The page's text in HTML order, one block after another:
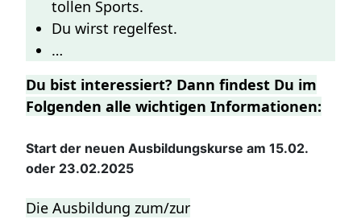
tollen Sports.
Du wirst regelfest.
…
Du bist interessiert? Dann findest Du im
Folgenden alle wichtigen Informationen:
Start der neuen Ausbildungskurse am 15.02.
oder 23.02.2025
Die Ausbildung zum/zur